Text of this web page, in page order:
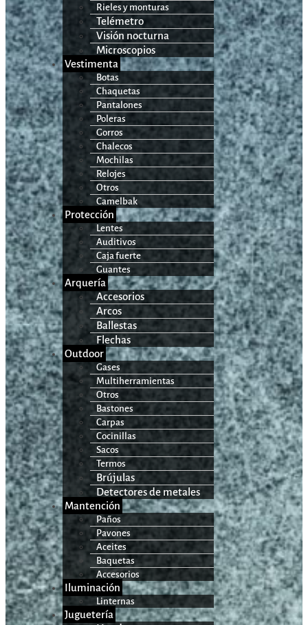
Rieles y monturas
Telémetro
Visión nocturna
Microscopios
Vestimenta
Botas
Chaquetas
Pantalones
Poleras
Gorros
Chalecos
Mochilas
Relojes
Otros
Camelbak
Protección
Lentes
Auditivos
Caja fuerte
Guantes
Arquería
Accesorios
Arcos
Ballestas
Flechas
Outdoor
Gases
Multiherramientas
Otros
Bastones
Carpas
Cocinillas
Sacos
Termos
Brújulas
Detectores de metales
Mantención
Paños
Pavones
Aceites
Baquetas
Accesorios
Iluminación
Linternas
Juguetería